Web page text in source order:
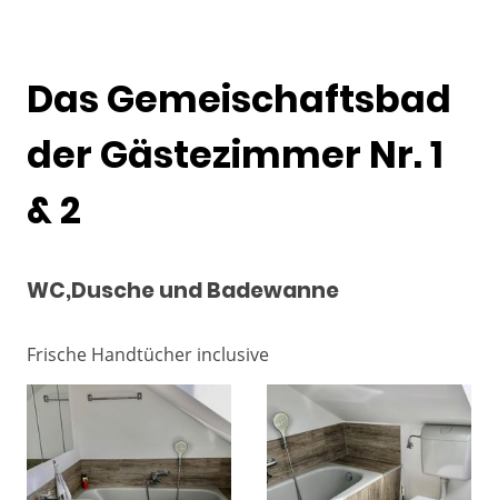
Das Gemeischaftsbad
der Gästezimmer Nr. 1
& 2
WC,Dusche und Badewanne
Frische Handtücher inclusive